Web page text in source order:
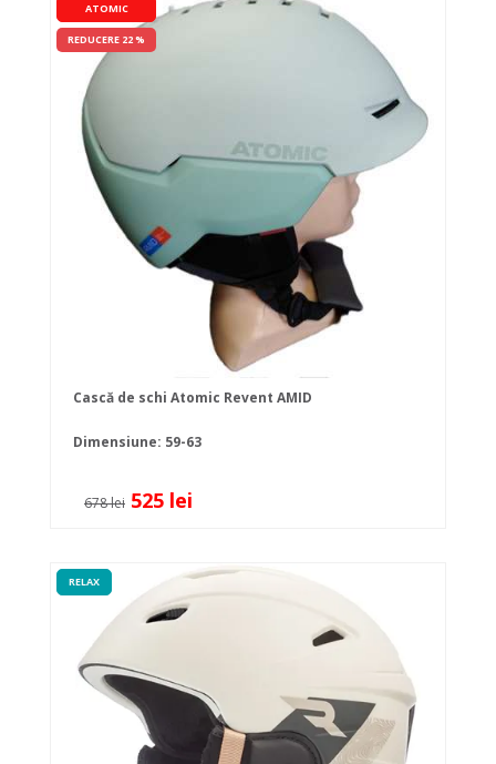
ATOMIC
REDUCERE 22 %
Cască de schi Atomic Revent AMID
Dimensiune: 59-63
678 lei 525 lei
RELAX